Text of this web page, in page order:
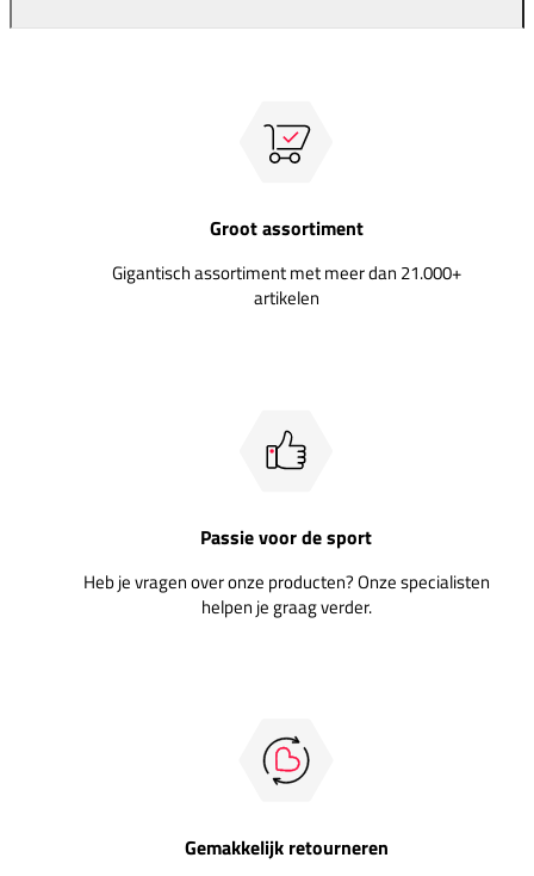
Groot assortiment
Gigantisch assortiment met meer dan 21.000+
artikelen
Passie voor de sport
Heb je vragen over onze producten? Onze specialisten
helpen je graag verder.
Gemakkelijk retourneren